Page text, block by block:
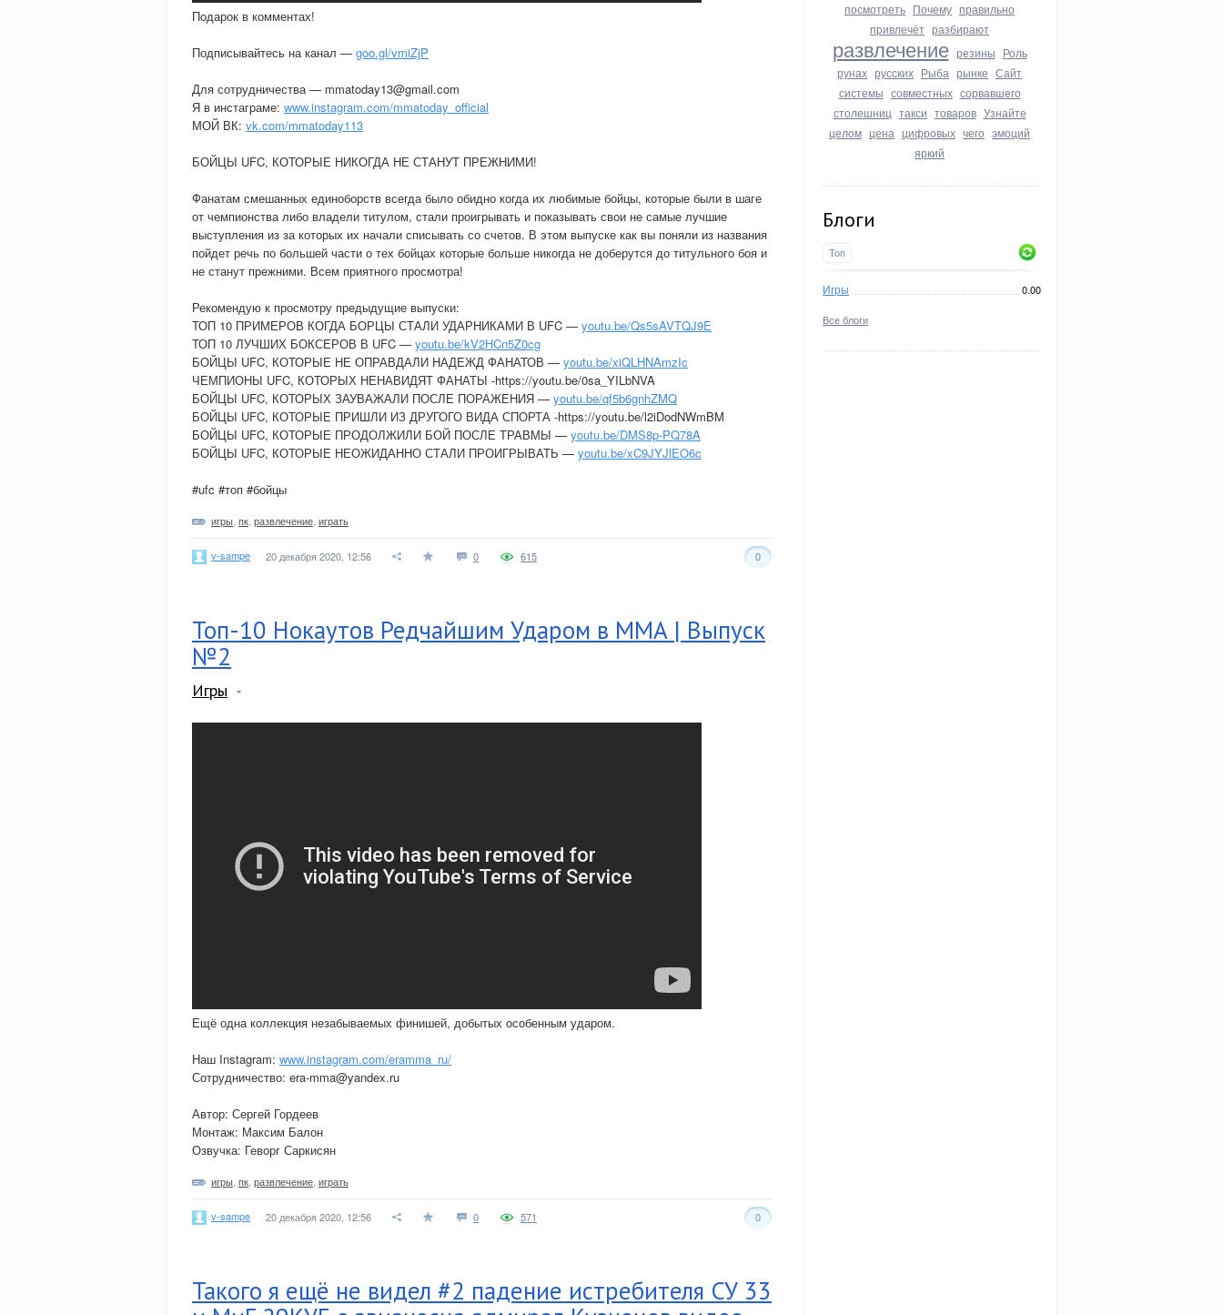
посмотреть Почему правильно
привлечёт разбирают
развлечение резины Роль
рунах русских Рыба рынке Сайт
системы совместных сорвавшего
столешниц такси товаров Узнайте
целом цена цифровых чего эмоций
яркий
Блоги
Топ
Игры 0.00
Все блоги
Подарок в комментах!
Подписывайтесь на канал — goo.gl/vmiZjP
Для сотрудничества — mmatoday13@gmail.com
Я в инстаграме: www.instagram.com/mmatoday_official
МОЙ ВК: vk.com/mmatoday113
БОЙЦЫ UFC, КОТОРЫЕ НИКОГДА НЕ СТАНУТ ПРЕЖНИМИ!
Фанатам смешанных единоборств всегда было обидно когда их любимые бойцы, которые были в шаге
от чемпионства либо владели титулом, стали проигрывать и показывать свои не самые лучшие
выступления из за которых их начали списывать со счетов. В этом выпуске как вы поняли из названия
пойдет речь по большей части о тех бойцах которые больше никогда не доберутся до титульного боя и
не станут прежними. Всем приятного просмотра!
Рекомендую к просмотру предыдущие выпуски:
ТОП 10 ПРИМЕРОВ КОГДА БОРЦЫ СТАЛИ УДАРНИКАМИ В UFC — youtu.be/Qs5sAVTQJ9E
ТОП 10 ЛУЧШИХ БОКСЕРОВ В UFC — youtu.be/kV2HCn5Z0cg
БОЙЦЫ UFC, КОТОРЫЕ НЕ ОПРАВДАЛИ НАДЕЖД ФАНАТОВ — youtu.be/xiQLHNAmzIc
ЧЕМПИОНЫ UFC, КОТОРЫХ НЕНАВИДЯТ ФАНАТЫ -https://youtu.be/0sa_YILbNVA
БОЙЦЫ UFC, КОТОРЫХ ЗАУВАЖАЛИ ПОСЛЕ ПОРАЖЕНИЯ — youtu.be/qf5b6gnhZMQ
БОЙЦЫ UFC, КОТОРЫЕ ПРИШЛИ ИЗ ДРУГОГО ВИДА СПОРТА -https://youtu.be/l2iDodNWmBM
БОЙЦЫ UFC, КОТОРЫЕ ПРОДОЛЖИЛИ БОЙ ПОСЛЕ ТРАВМЫ — youtu.be/DMS8p-PQ78A
БОЙЦЫ UFC, КОТОРЫЕ НЕОЖИДАННО СТАЛИ ПРОИГРЫВАТЬ — youtu.be/xC9JYJlEO6c
#ufc #топ #бойцы
игры пк развлечение играть
v-sampe 20 декабря 2020, 12:56 0 0
615
Топ-10 Нокаутов Редчайшим Ударом в ММА | Выпуск
№2
Игры
Ещё одна коллекция незабываемых финишей, добытых особенным ударом.
Наш Instagram: www.instagram.com/eramma_ru/
Сотрудничество: era-mma@yandex.ru
Автор: Сергей Гордеев
Монтаж: Максим Балон
Озвучка: Геворг Саркисян
игры пк развлечение играть
v-sampe 20 декабря 2020, 12:56 0 0
571
Такого я ещё не видел #2 падение истребителя СУ 33